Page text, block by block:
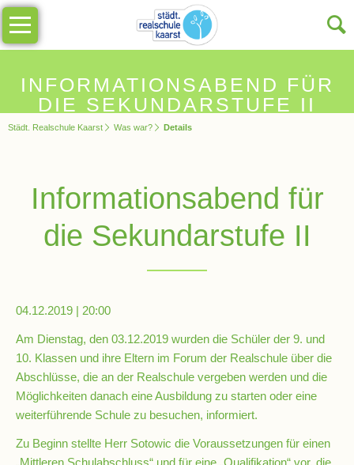
INFORMATIONSABEND FÜR
DIE SEKUNDARSTUFE II
Navigation
überspringen
Unsere
Schule
Schulinfos
Allgemeine
Impressionen
Sekretariat
Kollegium
Schulsozialarbeit
Hausmeister
Städt. Realschule Kaarst Was war? Details
Informationsabend für
die Sekundarstufe II
04.12.2019 | 20:00
Am Dienstag, den 03.12.2019 wurden die Schüler der 9. und
10. Klassen und ihre Eltern im Forum der Realschule über die
Abschlüsse, die an der Realschule vergeben werden und die
Möglichkeiten danach eine Ausbildung zu starten oder eine
weiterführende Schule zu besuchen, informiert.
Zu Beginn stellte Herr Sotowic die Voraussetzungen für einen
„Mittleren Schulabschluss“ und für eine „Qualifikation“ vor, die